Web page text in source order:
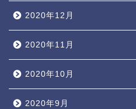
2020年12月
2020年11月
2020年10月
2020年9月